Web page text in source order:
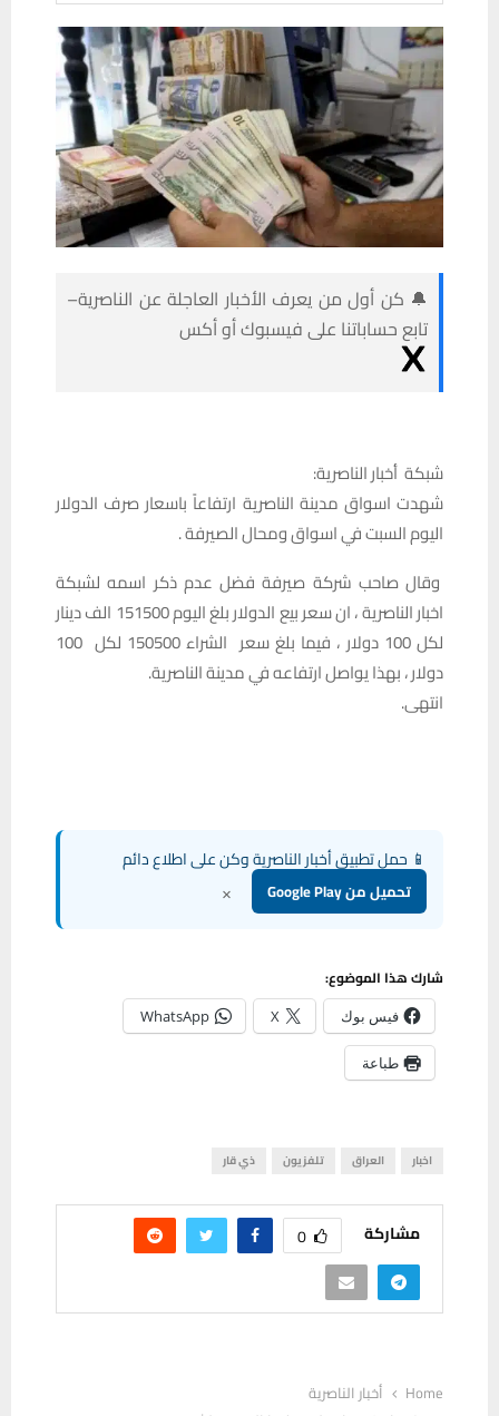
🔔 كن أول من يعرف الأخبار العاجلة عن الناصرية–
تابع حساباتنا على فيسبوك أو أكس
شبكة أخبار الناصرية:
شهدت اسواق مدينة الناصرية ارتفاعاً باسعار صرف الدولار
اليوم السبت في اسواق ومحال الصيرفة .
وقال صاحب شركة صيرفة فضل عدم ذكر اسمه لشبكة
اخبار الناصرية ، ان سعر بيع الدولار بلغ اليوم 151500 الف دينار
لكل 100 دولار ، فيما بلغ سعر الشراء 150500 لكل 100
دولار ، بهذا يواصل ارتفاعه في مدينة الناصرية.
انتهى.
📱 حمل تطبيق أخبار الناصرية وكن على اطلاع دائم
تحميل من Google Play ×
شارك هذا الموضوع:
فيس بوك X
WhatsApp
طباعة
اخبار العراق تلفزيون ذي قار
مشاركة 0
Home
أخبار الناصرية